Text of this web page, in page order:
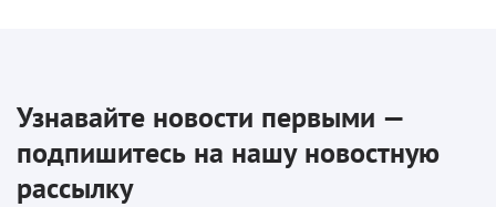
Узнавайте новости первыми —
подпишитесь на нашу новостную
рассылку